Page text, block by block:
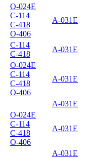
O-024E
C-114
C-418
O-406
A-031E
C-114
C-418
A-031E
O-024E
C-114
C-418
O-406
A-031E
A-031E
O-024E
C-114
C-418
O-406
A-031E
A-031E